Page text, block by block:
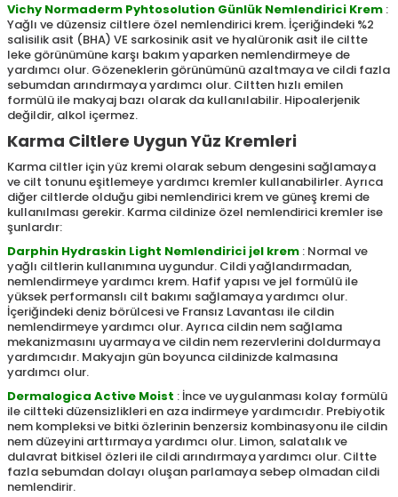
Vichy Normaderm Pyhtosolution Günlük Nemlendirici Krem :
Yağlı ve düzensiz ciltlere özel nemlendirici krem. İçeriğindeki %2
salisilik asit (BHA) VE sarkosinik asit ve hyalüronik asit ile ciltte
leke görünümüne karşı bakım yaparken nemlendirmeye de
yardımcı olur. Gözeneklerin görünümünü azaltmaya ve cildi fazla
sebumdan arındırmaya yardımcı olur. Ciltten hızlı emilen
formülü ile makyaj bazı olarak da kullanılabilir. Hipoalerjenik
değildir, alkol içermez.
Karma Ciltlere Uygun Yüz Kremleri
Karma ciltler için yüz kremi olarak sebum dengesini sağlamaya
ve cilt tonunu eşitlemeye yardımcı kremler kullanabilirler. Ayrıca
diğer ciltlerde olduğu gibi nemlendirici krem ve güneş kremi de
kullanılması gerekir. Karma cildinize özel nemlendirici kremler ise
şunlardır:
Darphin Hydraskin Light Nemlendirici jel krem : Normal ve
yağlı ciltlerin kullanımına uygundur. Cildi yağlandırmadan,
nemlendirmeye yardımcı krem. Hafif yapısı ve jel formülü ile
yüksek performanslı cilt bakımı sağlamaya yardımcı olur.
İçeriğindeki deniz börülcesi ve Fransız Lavantası ile cildin
nemlendirmeye yardımcı olur. Ayrıca cildin nem sağlama
mekanizmasını uyarmaya ve cildin nem rezervlerini doldurmaya
yardımcıdır. Makyajın gün boyunca cildinizde kalmasına
yardımcı olur.
Dermalogica Active Moist : İnce ve uygulanması kolay formülü
ile ciltteki düzensizlikleri en aza indirmeye yardımcıdır. Prebiyotik
nem kompleksi ve bitki özlerinin benzersiz kombinasyonu ile cildin
nem düzeyini arttırmaya yardımcı olur. Limon, salatalık ve
dulavrat bitkisel özleri ile cildi arındırmaya yardımcı olur. Ciltte
fazla sebumdan dolayı oluşan parlamaya sebep olmadan cildi
nemlendirir.